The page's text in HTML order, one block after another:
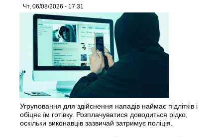
Чт, 06/08/2026 - 17:31
Угруповання для здійснення нападів наймає підлітків і
обіцяє їм готівку. Розплачуватися доводиться рідко,
оскільки виконавців зазвичай затримує поліція.